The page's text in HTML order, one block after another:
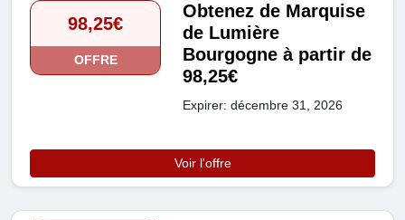
98,25€
OFFRE
Obtenez de Marquise
de Lumière
Bourgogne à partir de
98,25€
Expirer: décembre 31, 2026
Voir l'offre